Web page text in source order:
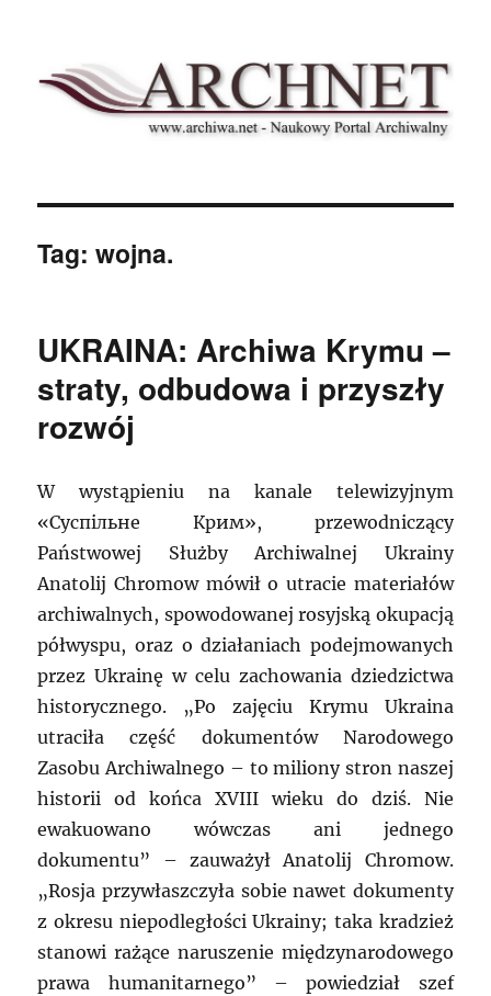
Archnet
Tag:wojna.
UKRAINA: Archiwa Krymu –
straty, odbudowa i przyszły
rozwój
W wystąpieniu na kanale telewizyjnym
«Суспільне Крим», przewodniczący
Państwowej Służby Archiwalnej Ukrainy
Anatolij Chromow mówił o utracie materiałów
archiwalnych, spowodowanej rosyjską okupacją
półwyspu, oraz o działaniach podejmowanych
przez Ukrainę w celu zachowania dziedzictwa
historycznego. „Po zajęciu Krymu Ukraina
utraciła część dokumentów Narodowego
Zasobu Archiwalnego – to miliony stron naszej
historii od końca XVIII wieku do dziś. Nie
ewakuowano wówczas ani jednego
dokumentu” – zauważył Anatolij Chromow.
„Rosja przywłaszczyła sobie nawet dokumenty
z okresu niepodległości Ukrainy; taka kradzież
stanowi rażące naruszenie międzynarodowego
prawa humanitarnego” – powiedział szef